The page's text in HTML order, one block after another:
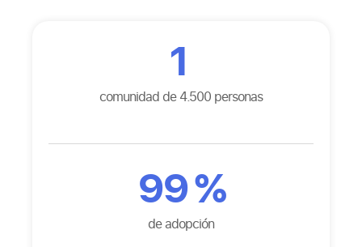
1
comunidad de 4.500 personas
99%
de adopción